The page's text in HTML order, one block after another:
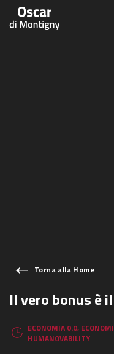
Torna alla Home
Il vero bonus è
ECONOMIA 0.0,
HUMANOVABILITY